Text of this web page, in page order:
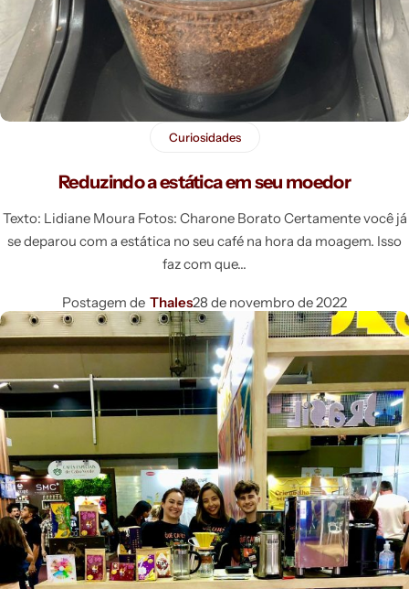
Curiosidades
Reduzindo a estática em seu moedor
Texto: Lidiane Moura Fotos: Charone Borato Certamente você j
se deparou com a estática no seu café na hora da moagem. Isso
faz com que
Postagem de Thales28 de novembro de 2022